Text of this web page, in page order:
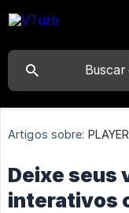
Artigos sobre:
Deixe seus
interativos